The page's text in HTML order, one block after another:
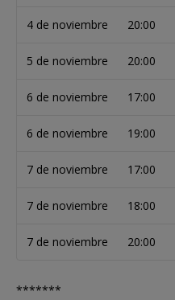
4 de noviembre 20:00
5 de noviembre 20:00
6 de noviembre 17:00
6 de noviembre 19:00
7 de noviembre 17:00
7 de noviembre 18:00
7 de noviembre 20:00
*******